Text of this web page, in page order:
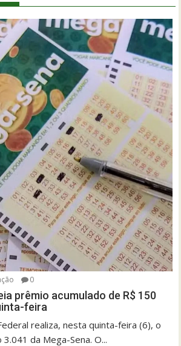
0
prêmio acumulado de R$ 150
feira
realiza, nesta quinta-feira (6), o
da Mega-Sena. O...